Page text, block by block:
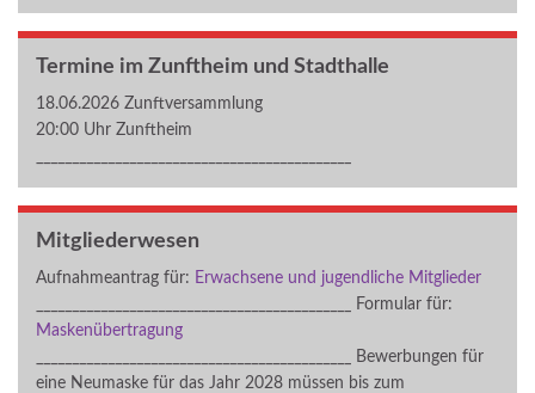
Termine im Zunftheim und Stadthalle
18.06.2026 Zunftversammlung
20:00 Uhr Zunftheim
Mitgliederwesen
Aufnahmeantrag für: Erwachsene und jugendliche Mitglieder
____________________________________________ Formular für:
Maskenübertragung
____________________________________________ Bewerbungen für
eine Neumaske für das Jahr 2028 müssen bis zum